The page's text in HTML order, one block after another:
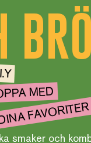
MED
FAVORITER
smaker och